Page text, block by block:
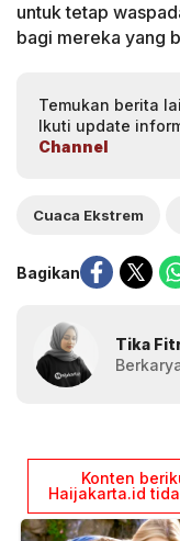
untuk tetap
bagi mereka yang
Temukan berita
Ikuti update
Channel
Cuaca Ekstrem
Bagikan
Tika